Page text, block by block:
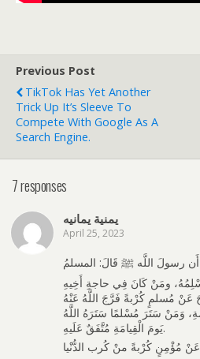
Previous Post
TikTok Has Yet Another
Trick Up It’s Sleeve To
Compete With Google As A
Search Engine.
7 responses
يمنية يمانيه
April 25, 2023
رسولَ اللَّه ﷺ قَالَ: المسلمُ
ومَنْ كَانَ فِي حاجةِ أَخِيهِ
عَنْ مُسلمٍ كُرْبةً فَرَّجَ اللَّهُ عَنْهُ
وَمَنْ سَتَرَ مُسْلمًا سَتَرَهُ اللَّهُ
يَومَ الْقِيامَةِ مُتَّفَقٌ عَلَيهِ.
مُؤْمِنٍ كُرْبةً منْ كُرب الدُّنْيا